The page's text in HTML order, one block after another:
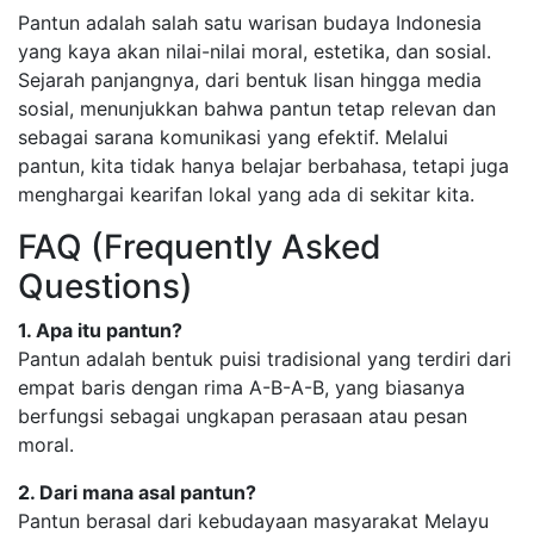
Pantun adalah salah satu warisan budaya Indonesia
yang kaya akan nilai-nilai moral, estetika, dan sosial.
Sejarah panjangnya, dari bentuk lisan hingga media
sosial, menunjukkan bahwa pantun tetap relevan dan
sebagai sarana komunikasi yang efektif. Melalui
pantun, kita tidak hanya belajar berbahasa, tetapi juga
menghargai kearifan lokal yang ada di sekitar kita.
FAQ (Frequently Asked
Questions)
1. Apa itu pantun?
Pantun adalah bentuk puisi tradisional yang terdiri dari
empat baris dengan rima A-B-A-B, yang biasanya
berfungsi sebagai ungkapan perasaan atau pesan
moral.
2. Dari mana asal pantun?
Pantun berasal dari kebudayaan masyarakat Melayu